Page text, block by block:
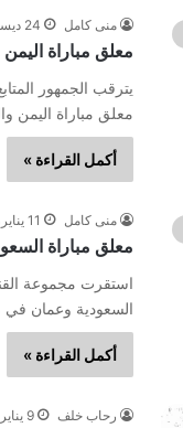
منى كامل 24 ديسمبر، 2024
معلق مباراة
معلق مباراة اليمن
أكمل القراءة »
منى كامل 11 يناير، 2024
معلق مباراة
استقرت مجموعة
السعودية وعمان في
أكمل القراءة »
رحاب خلف 9 يناير، 2024